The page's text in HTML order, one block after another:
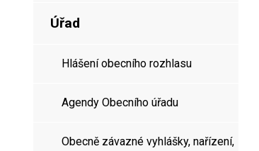
Úřad
Hlášení obecního rozhlasu
Agendy Obecního úřadu
Obecně závazné vyhlášky, nařízení,